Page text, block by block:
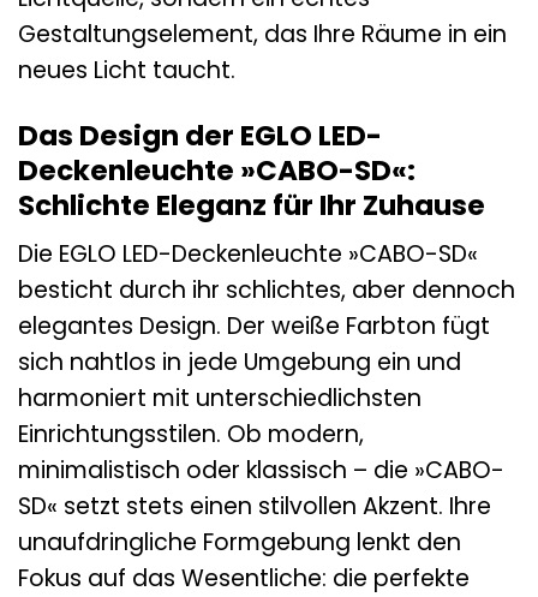
Gestaltungselement, das Ihre Räume in ein
neues Licht taucht.
Das Design der EGLO LED-
Deckenleuchte »CABO-SD«:
Schlichte Eleganz für Ihr Zuhause
Die EGLO LED-Deckenleuchte »CABO-SD«
besticht durch ihr schlichtes, aber dennoch
elegantes Design. Der weiße Farbton fügt
sich nahtlos in jede Umgebung ein und
harmoniert mit unterschiedlichsten
Einrichtungsstilen. Ob modern,
minimalistisch oder klassisch – die »CABO-
SD« setzt stets einen stilvollen Akzent. Ihre
unaufdringliche Formgebung lenkt den
Fokus auf das Wesentliche: die perfekte